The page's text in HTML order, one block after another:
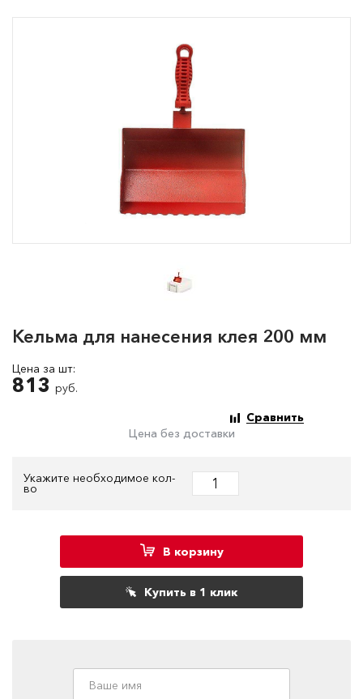
Кельма для нанесения клея 200 мм
Цена за шт:
813 руб.
Сравнить
Цена без доставки
Укажите необходимое кол-
во
В корзину
Купить в 1 клик